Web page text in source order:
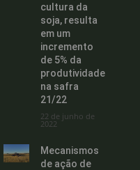
cultura da
soja, resulta
em um
incremento
de 5% da
produtividade
na safra
21/22
22 de junho de
2022
Mecanismos
de ação de